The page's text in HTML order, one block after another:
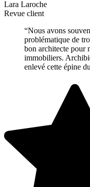
Lara Laroche
Revue client
“Nous avons
problématique de
bon architecte pour
immobiliers.
enlevé cette épine